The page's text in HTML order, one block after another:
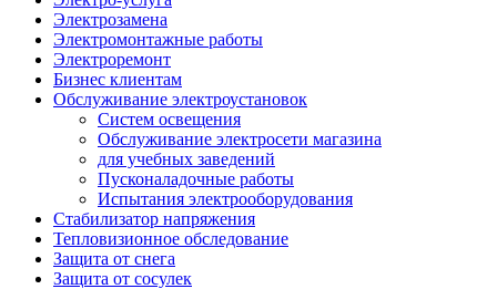
Электрозамена
Электромонтажные работы
Электроремонт
Бизнес клиентам
Обслуживание электроустановок
Систем освещения
Обслуживание электросети магазина
для учебных заведений
Пусконаладочные работы
Испытания электрооборудования
Стабилизатор напряжения
Тепловизионное обследование
Защита от снега
Защита от сосулек